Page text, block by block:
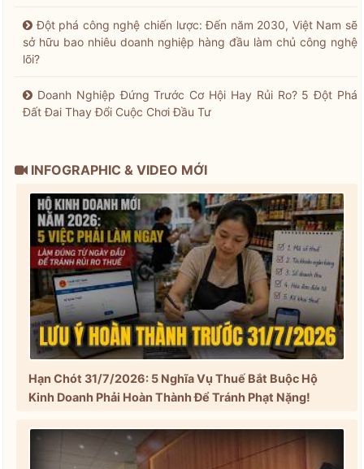
Đột phá công nghệ chiến lược: Đến năm 2030, Việt Nam sẽ
sở hữu bao nhiêu doanh nghiệp hàng đầu làm chủ công nghệ
lõi?
Doanh Nghiệp Đứng Trước Cơ Hội Hay Rủi Ro? 5 Đột Phá
Đất Đai Thay Đổi Cuộc Chơi Đầu Tư
INFOGRAPHIC & VIDEO MỚI
Hạn Chót 31/7/2026: 5 Nghĩa Vụ Thuế Bắt Buộc Hộ
Kinh Doanh Phải Hoàn Thành Để Tránh Phạt Nặng!